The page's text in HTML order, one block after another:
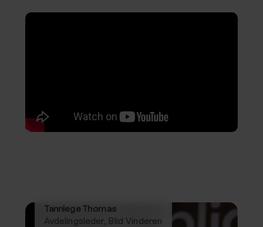
Tannlege Thomas
Avdelingsleder, Blid Vinderen